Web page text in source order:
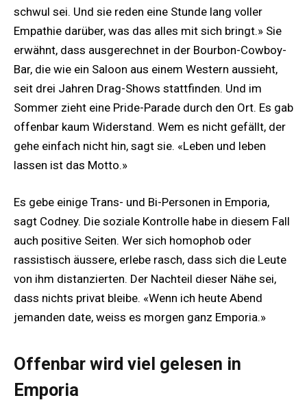
schwul sei. Und sie reden eine Stunde lang voller
Empathie darüber, was das alles mit sich bringt.» Sie
erwähnt, dass ausgerechnet in der Bourbon-Cowboy-
Bar, die wie ein Saloon aus einem Western aussieht,
seit drei Jahren Drag-Shows stattfinden. Und im
Sommer zieht eine Pride-Parade durch den Ort. Es gab
offenbar kaum Widerstand. Wem es nicht gefällt, der
gehe einfach nicht hin, sagt sie. «Leben und leben
lassen ist das Motto.»
Es gebe einige Trans- und Bi-Personen in Emporia,
sagt Codney. Die soziale Kontrolle habe in diesem Fall
auch positive Seiten. Wer sich homophob oder
rassistisch äussere, erlebe rasch, dass sich die Leute
von ihm distanzierten. Der Nachteil dieser Nähe sei,
dass nichts privat bleibe. «Wenn ich heute Abend
jemanden date, weiss es morgen ganz Emporia.»
Offenbar wird viel gelesen in
Emporia